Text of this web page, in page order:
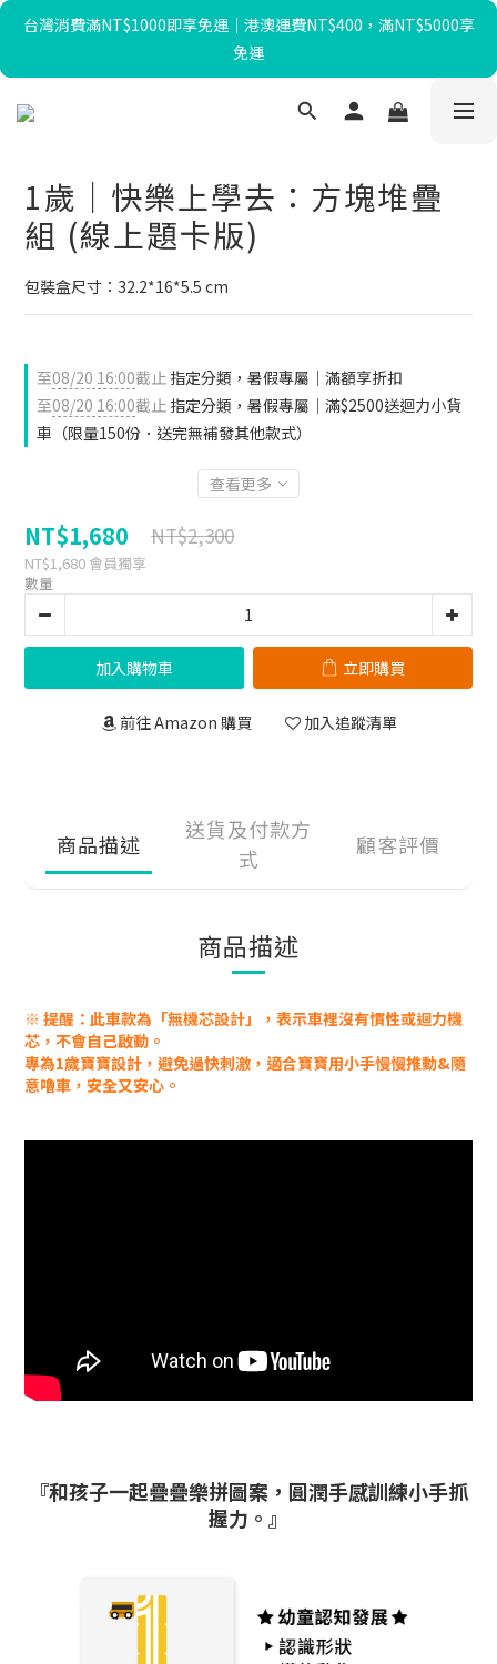
暑假限定☀️滿額送迴力小貨車、最高再折$650！
台灣消費滿NT$1000即享免運｜港澳運費NT$400，滿NT$5000享
免運
暑假限定☀️滿額送迴力小貨車、最高再折$650！
1歲｜快樂上學去：方塊堆疊
組 (線上題卡版)
包裝盒尺寸：32.2*16*5.5 cm
至08/20 16:00截止 指定分類，暑假專屬｜滿額享折扣
至08/20 16:00截止 指定分類，暑假專屬｜滿$2500送迴力小貨
車（限量150份．送完無補發其他款式）
查看更多
NT$1,680 NT$2,300
NT$1,680 會員獨享
數量
加入購物車 立即購買
前往 Amazon 購買 加入追蹤清單
商品描述
送貨及付款方
式
顧客評價
商品描述
※ 提醒：此車款為「無機芯設計」，表示車裡沒有慣性或迴力機
芯，不會自己啟動。
專為1歲寶寶設計，避免過快刺激，適合寶寶用小手慢慢推動&隨
意嚕車，安全又安心。
『和孩子一起疊疊樂拼圖案，圓潤手感訓練小手抓
握力。』